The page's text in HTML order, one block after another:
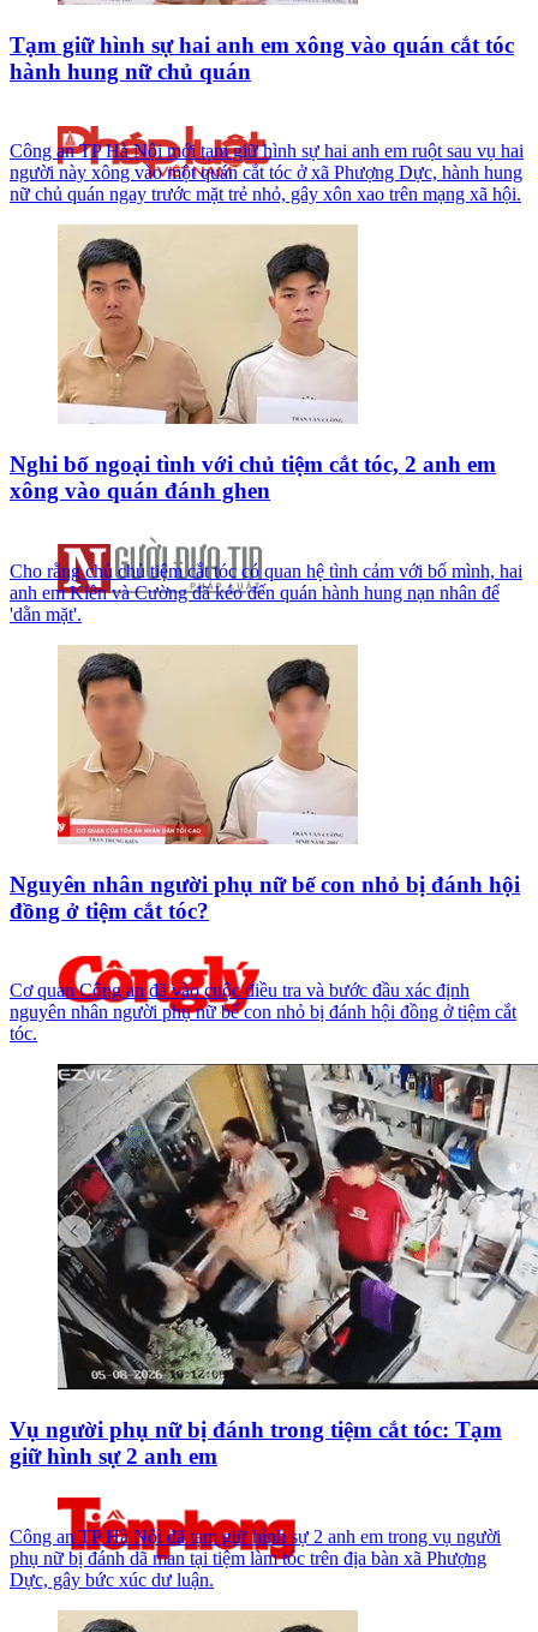
Tạm giữ hình sự hai anh em xông vào quán cắt tóc
hành hung nữ chủ quán
Công an TP Hà Nội mới tạm giữ hình sự hai anh em ruột sau vụ hai
người này xông vào một quán cắt tóc ở xã Phượng Dực, hành hung
nữ chủ quán ngay trước mặt trẻ nhỏ, gây xôn xao trên mạng xã hội.
Nghi bố ngoại tình với chủ tiệm cắt tóc, 2 anh em
xông vào quán đánh ghen
Cho rằng chủ chủ tiệm cắt tóc có quan hệ tình cảm với bố mình, hai
anh em Kiên và Cường đã kéo đến quán hành hung nạn nhân để
'dằn mặt'.
Nguyên nhân người phụ nữ bế con nhỏ bị đánh hội
đồng ở tiệm cắt tóc?
Cơ quan Công an đã vào cuộc điều tra và bước đầu xác định
nguyên nhân người phụ nữ bế con nhỏ bị đánh hội đồng ở tiệm cắt
tóc.
Vụ người phụ nữ bị đánh trong tiệm cắt tóc: Tạm
giữ hình sự 2 anh em
Công an TP Hà Nội đã tạm giữ hình sự 2 anh em trong vụ người
phụ nữ bị đánh dã man tại tiệm làm tóc trên địa bàn xã Phượng
Dực, gây bức xúc dư luận.